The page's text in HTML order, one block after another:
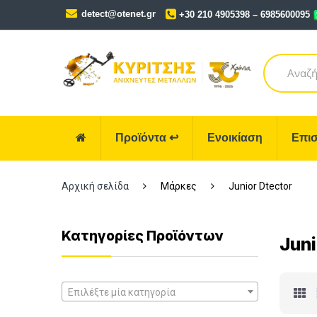
detect@otenet.gr +30 210 4905398 – 6985600095
Search
for:
Προϊόντα ↩ Ενοικίαση
Αρχική σελίδα Μάρκες Junior Dtector
Κατηγορίες Προϊόντων
Επιλέξτε μία κατηγορία